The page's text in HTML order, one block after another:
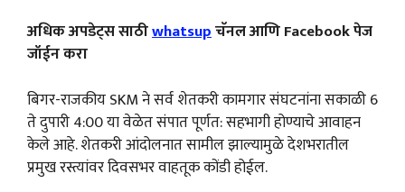
अधिक अपडेट्स साठीwhatsupचॅनल आणि Facebook पेज
जॉईन करा
बिगर-राजकीय SKM ने सर्व शेतकरी कामगार संघटनांना सकाळी 6
ते दुपारी 4:00 या वेळेत संपात पूर्णत: सहभागी होण्याचे आवाहन
केले आहे. शेतकरी आंदोलनात सामील झाल्यामुळे देशभरातील
प्रमुख रस्त्यांवर दिवसभर वाहतूक कोंडी होईल.